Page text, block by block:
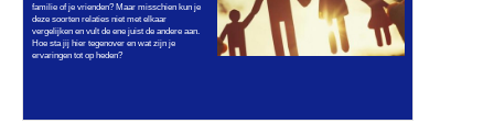
familie of je vrienden? Maar misschien kun je
deze soorten relaties niet met elkaar
vergelijken en vult de ene juist de andere aan.
Hoe sta jij hier tegenover en wat zijn je
ervaringen tot op heden?